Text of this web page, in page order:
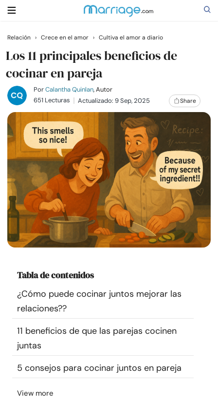
Buscar
Casarse
Relaciones
Familia
Ayuda
Cursos
Recursos
Idioma
Sobre nosotros
nosotros
© Copyright 2026. Todos los derechos reservados.
Relación › Crece en el amor › Cultiva el amor a diario
Los 11 principales beneficios de
cocinar en pareja
PorCalantha Quinlan, Autor
651 Lecturas
Actualizado: 9 Sep, 2025 Share
Tabla de contenidos
¿Cómo puede cocinar juntos mejorar las
relaciones??
11 beneficios de que las parejas cocinen
juntas
5 consejos para cocinar juntos en pareja
View more